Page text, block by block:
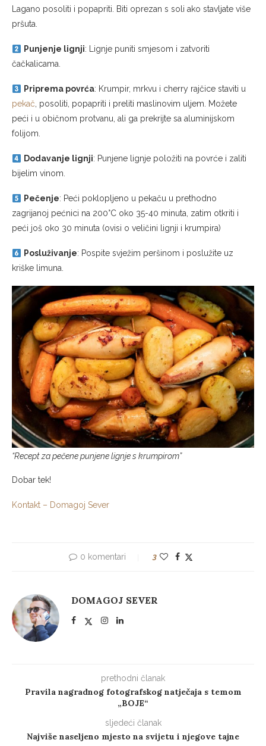
Lagano posoliti i popapriti. Biti oprezan s soli ako stavljate više
pršuta.
Punjenje lignji: Lignje puniti smjesom i zatvoriti
čačkalicama.
Priprema povrća: Krumpir, mrkvu i cherry rajčice staviti u
pekač, posoliti, popapriti i preliti maslinovim uljem. Možete
peći i u običnom protvanu, ali ga prekrijte sa aluminijskom
folijom.
Dodavanje lignji: Punjene lignje položiti na povrće i zaliti
bijelim vinom.
Pečenje: Peći poklopljeno u pekaču u prethodno
zagrijanoj pećnici na 200°C oko 35-40 minuta, zatim otkriti i
peći još oko 30 minuta (ovisi o veličini lignji i krumpira)
Posluživanje: Pospite svježim peršinom i poslužite uz
kriške limuna.
“Recept za pečene punjene lignje s krumpirom”
Dobar tek!
Kontakt – Domagoj Sever
0 komentari 3
DOMAGOJ SEVER
prethodni članak
Pravila nagradnog fotografskog natječaja s temom
„BOJE“
sljedeći članak
Najviše naseljeno mjesto na svijetu i njegove tajne